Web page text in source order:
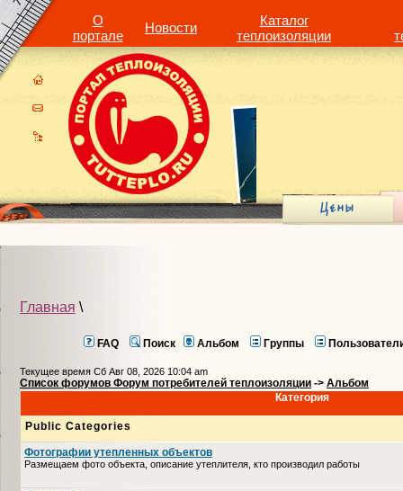
О
портале
Новости
Каталог
теплоизоляции
Главная \
FAQ Поиск Альбом Группы
Текущее время Сб Авг 08, 2026 10:04 am
Список форумов Форум потребителей теплоизоляции -> Альбом
Категория
Public Categories
Фотографии утепленных объектов
Размещаем фото объекта, описание утеплителя, кто производил работы